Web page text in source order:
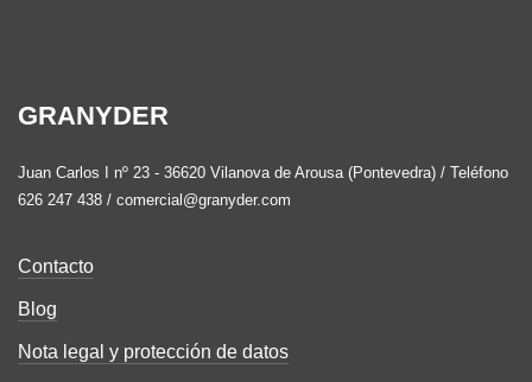
GRANYDER
Juan Carlos I nº 23 - 36620 Vilanova de Arousa (Pontevedra) / Teléfono
626 247 438 / comercial@granyder.com
Contacto
Blog
Nota legal y protección de datos